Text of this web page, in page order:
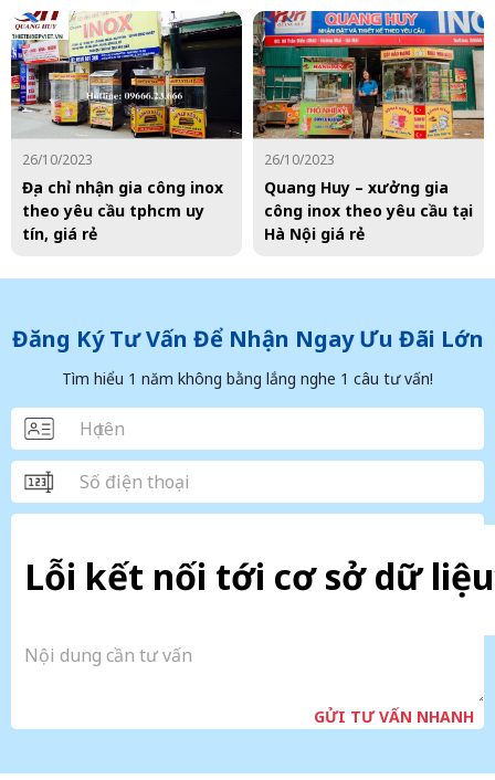
26/10/2023
Địa chỉ nhận gia công inox
theo yêu cầu tphcm uy
tín, giá rẻ
26/10/2023
Quang Huy – xưởng gia
công inox theo yêu cầu tại
Hà Nội giá rẻ
Đăng Ký Tư Vấn Để Nhận Ngay Ưu Đãi Lớn
Tìm hiểu 1 năm không bằng lắng nghe 1 câu tư vấn!
Lỗi kết nối tới cơ sở dữ liệu
GỬI TƯ VẤN NHANH